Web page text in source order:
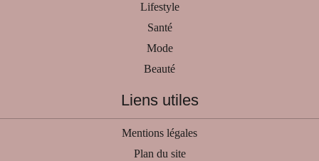
Lifestyle
Santé
Mode
Beauté
Liens utiles
Mentions légales
Plan du site